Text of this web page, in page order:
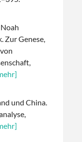
Zur Genese,
und China.